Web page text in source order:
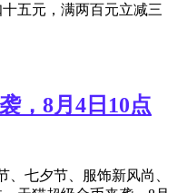
五元，满两百元立减三
，8月4日10点
、七夕节、服饰新风尚、